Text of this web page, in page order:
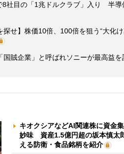
8社目の「1兆ドルクラブ」入り 半導
探せ】株価10倍、100倍を狙う“大化
国賊企業」と呼ばれソニーが最高益
キオクシアなどAI関連株に資金
妙味 資産1.5億円超の坂本慎太
える防衛・食品銘柄を紹介